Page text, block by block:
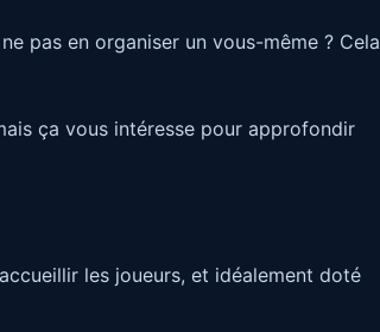
pas en organiser un vous-même ? Cela
ça vous intéresse pour approfondir
les joueurs, et idéalement doté